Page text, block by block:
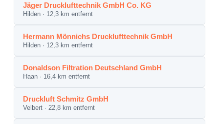
Jäger Drucklufttechnik GmbH Co. KG
Hilden · 12,3 km entfernt
Hermann Mönnichs Drucklufttechnik GmbH
Hilden · 12,3 km entfernt
Donaldson Filtration Deutschland GmbH
Haan · 16,4 km entfernt
Druckluft Schmitz GmbH
Velbert · 22,8 km entfernt